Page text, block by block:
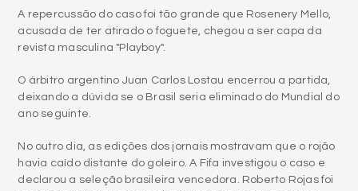
O árbitro argentino Juan Carlos Lostau encerrou a partida,
deixando a dúvida se o Brasil seria eliminado do Mundial do
No outro dia, as edições dos jornais mostravam que o rojão
havia caído distante do goleiro. A Fifa investigou o caso e
banido do futebol e o Chile ficou de fora de competições
até 1998.